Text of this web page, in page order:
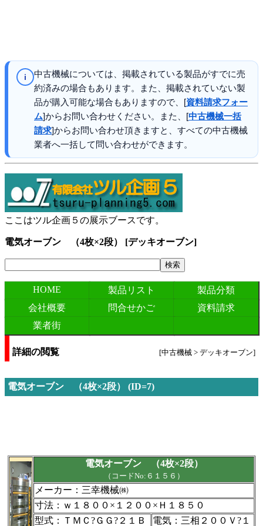
i
中古機械については、掲載されている製品がすでに売
約済みの場合もあります。また、掲載されていない製
品が購入可能な場合もありますので、[資料請求フォー
ム]からお問い合わせください。また、[中古機械一括
請求]からお問い合わせ頂きますと、すべての中古機械
業者へ一括して問い合わせができます。
ここはツル企画５の展示ブースです。
電気オーブン （4枚×2段） [デッキオーブン]
HOME 製品リスト
製品分類
会社概要
問合せかご
資料請求
業者街
詳細の閲覧 [中古機械 > デッキオーブン]
電気オーブン （4枚×2段） (ID=7)
電気オーブン （4枚×2段）
（コードNo:６１５６）
メーカー：三幸機械㈱
寸法：ｗ１８００×１２００×Ｈ１８５０
型式：ＴＭＣ?ＧＧ?２１Ｂ
電気：三相２００Ｖ?１